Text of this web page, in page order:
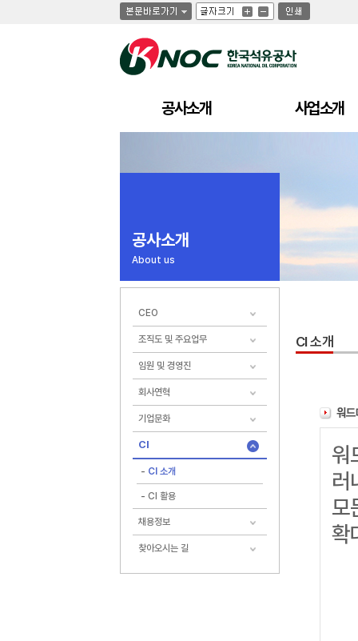
글
자
기
글
자
기
크
글
자
기
작
인
쇄
공사소개 사업소개
공사소개
About us
CEO
조직도 및 주요업무
임원 및 경영진
회사연혁
기업문화
CI
CI 소개
CI 활용
채용정보
찾아오시는 길
CI 소개
워
러
모
확